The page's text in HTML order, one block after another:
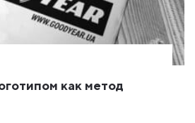
как метод